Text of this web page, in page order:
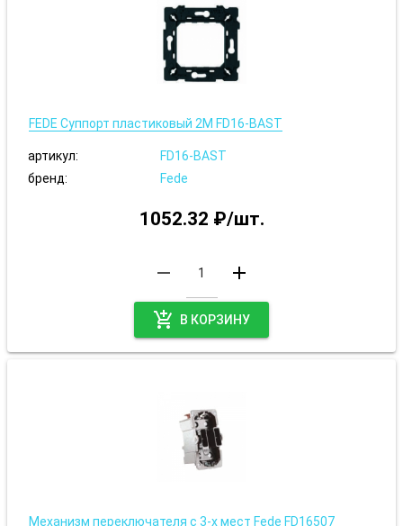
FEDE Суппорт пластиковый 2М FD16-BAST
артикул:
FD16-BAST
бренд:
Fede
1052.32 ₽/шт.
remove add
add_shopping_cart В КОРЗИНУ
Механизм переключателя с 3-х мест Fede FD16507